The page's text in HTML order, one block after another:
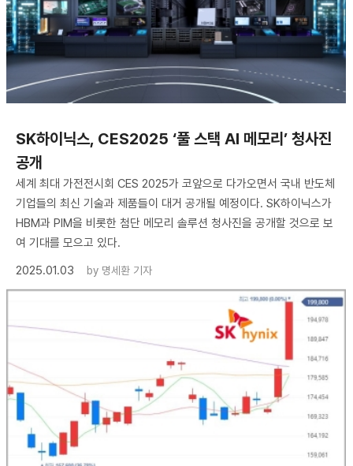
​SK하이닉스, CES2025 ‘풀 스택 AI 메모리’ 청사진
공개
세계 최대 가전전시회 CES 2025가 코앞으로 다가오면서 국내 반도체
기업들의 최신 기술과 제품들이 대거 공개될 예정이다. SK하이닉스가
HBM과 PIM을 비롯한 첨단 메모리 솔루션 청사진을 공개할 것으로 보
여 기대를 모으고 있다.
2025.01.03
by 명세환 기자